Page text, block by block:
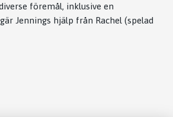
föremål, inklusive en
Jennings hjälp från Rachel (spelad